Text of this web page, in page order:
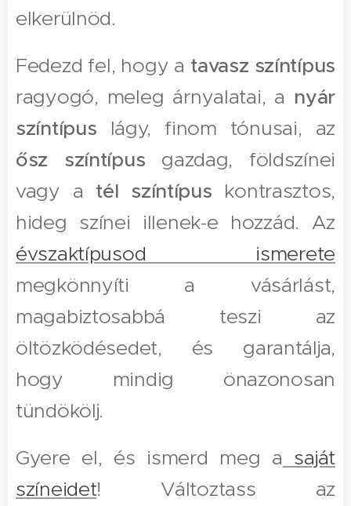
elkerülnöd.
Fedezd fel, hogy a tavasz színtípus
ragyogó, meleg árnyalatai, a nyár
színtípus lágy, finom tónusai, az
ősz színtípus gazdag, földszínei
vagy a tél színtípus kontrasztos,
hideg színei illenek-e hozzád. Az
évszaktípusod ismerete
megkönnyíti a vásárlást,
magabiztosabbá teszi az
öltözködésedet, és garantálja,
hogy mindig önazonosan
tündökölj.
Gyere el, és ismerd meg a saját
színeidet! Változtass az